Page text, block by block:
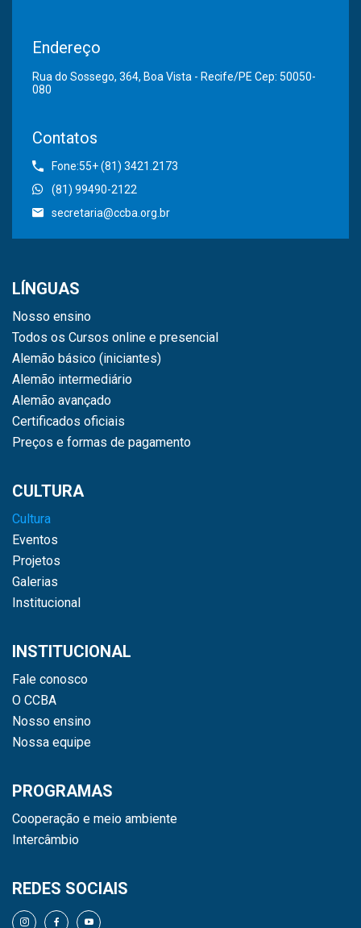
Endereço
Rua do Sossego, 364, Boa Vista - Recife/PE Cep: 50050-
080
Contatos
Fone:55+ (81) 3421.2173
(81) 99490-2122
secretaria@ccba.org.br
LÍNGUAS
Nosso ensino
Todos os Cursos online e presencial
Alemão básico (iniciantes)
Alemão intermediário
Alemão avançado
Certificados oficiais
Preços e formas de pagamento
CULTURA
Cultura
Eventos
Projetos
Galerias
Institucional
INSTITUCIONAL
Fale conosco
O CCBA
Nosso ensino
Nossa equipe
PROGRAMAS
Cooperação e meio ambiente
Intercâmbio
REDES SOCIAIS